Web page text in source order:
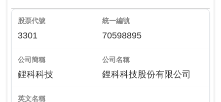
股票代號
3301
統一編號
70598895
公司簡稱
鋰科科技
公司名稱
鋰科科技股份有限公司
英文名稱